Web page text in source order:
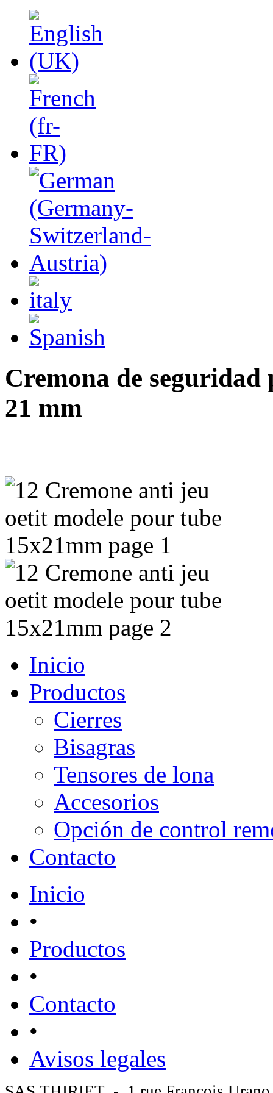
Cremona de seguridad
21 mm
Inicio
Productos
Cierres
Bisagras
Tensores de lona
Accesorios
Opción de control
Contacto
Inicio
•
Productos
•
Contacto
•
Avisos legales